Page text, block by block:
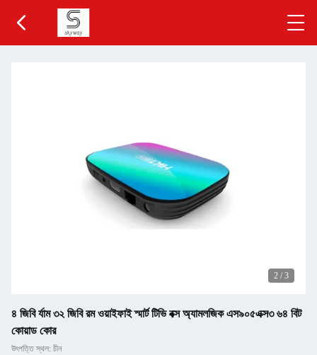
2 / 3
৪ জিবি র্যাম ৩২ জিবি রম ওয়াইফাই স্মার্ট টিভি বক্স অ্যামলজিক এস৯০৫এক্স৩ ৬৪ বিট
কোয়াড কোর
উৎপত্তি স্থল: চীন